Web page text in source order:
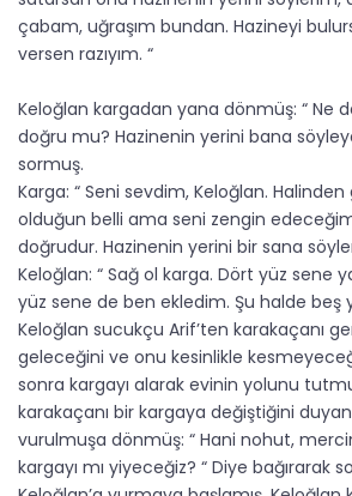
çabam, uğraşım bundan. Hazineyi
versen razıyım. “
Keloğlan kargadan yana dönmüş: “ Ne
doğru mu? Hazinenin yerini bana
sormuş.
Karga: “ Seni sevdim, Keloğlan.
olduğun belli ama seni zengin
doğrudur. Hazinenin yerini bir sana
Keloğlan: “ Sağ ol karga. Dört yüz sene
yüz sene de ben ekledim. Şu halde beş
Keloğlan sucukçu Arif’ten karakaçanı
geleceğini ve onu kesinlikle
sonra kargayı alarak evinin yolunu
karakaçanı bir kargaya değiştiğini
vurulmuşa dönmüş: “ Hani nohut,
kargayı mı yiyeceğiz? “ Diye bağırarak